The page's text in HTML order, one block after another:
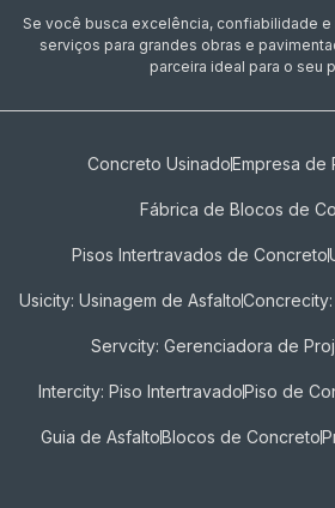
Se você busca excelência, confiabilidade
serviços para grandes obras e
parceira ideal para o seu
Concreto UsinadoEmpresa de
Fábrica de Blocos de
Pisos Intertravados de Concreto​
Usicity: Usinagem de Asfalto
Servcity: Gerenciadora de
Intercity: Piso IntertravadoPiso de
Guia de AsfaltoBlocos de Concreto